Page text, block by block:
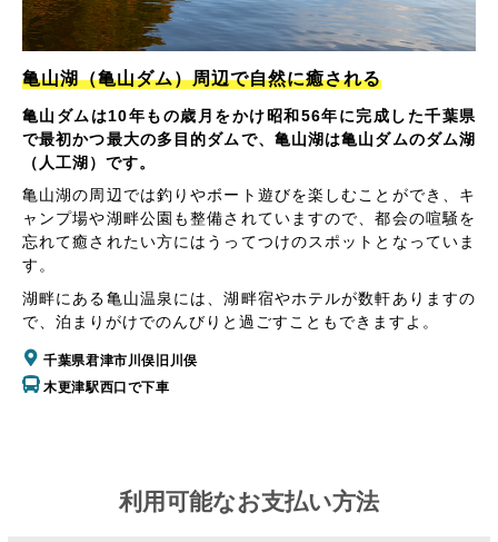
亀山湖（亀山ダム）周辺で自然に癒される
亀山ダムは10年もの歳月をかけ昭和56年に完成した千葉県
で最初かつ最大の多目的ダムで、亀山湖は亀山ダムのダム湖
（人工湖）です。
亀山湖の周辺では釣りやボート遊びを楽しむことができ、キ
ャンプ場や湖畔公園も整備されていますので、都会の喧騒を
忘れて癒されたい方にはうってつけのスポットとなっていま
す。
湖畔にある亀山温泉には、湖畔宿やホテルが数軒ありますの
で、泊まりがけでのんびりと過ごすこともできますよ。
千葉県君津市川俣旧川俣
木更津駅西口で下車
利用可能なお支払い方法